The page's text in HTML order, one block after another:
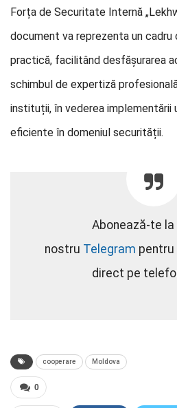
Forța de Securitate Internă
document va reprezenta un
practică, facilitând desfășurarea
schimbul de expertiză
instituții, în vederea implementării
eficiente în domeniul securității.
Abonează-te la
nostru Telegram
direct pe
cooperare Moldova
0